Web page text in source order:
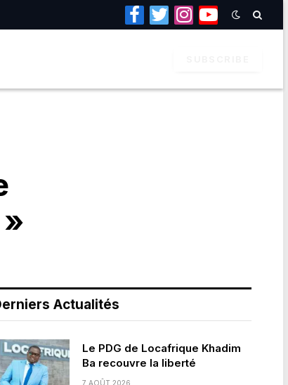
Facebook
TwitterInstagramYouTube
Actualités
Le PDG de Locafrique Khadim
Ba recouvre la liberté
7 AOÛT 2026